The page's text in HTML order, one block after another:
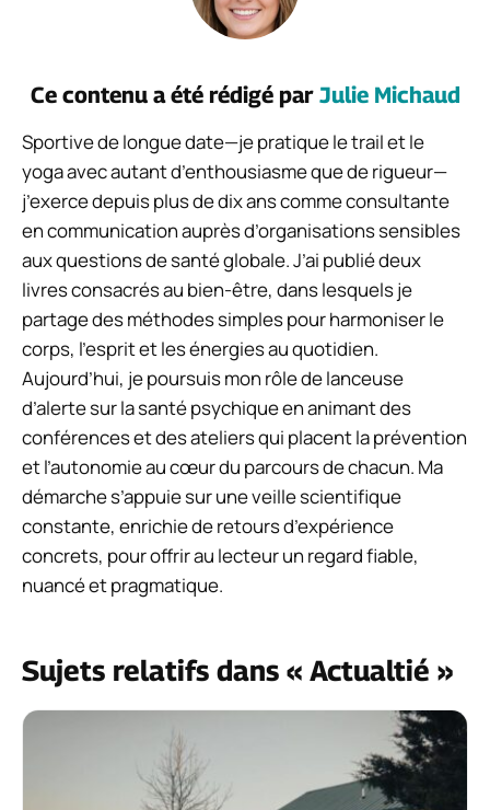
Ce contenu a été rédigé par Julie Michaud
Sportive de longue date—je pratique le trail et le
yoga avec autant d’enthousiasme que de rigueur—
j’exerce depuis plus de dix ans comme consultante
en communication auprès d’organisations sensibles
aux questions de santé globale. J’ai publié deux
livres consacrés au bien-être, dans lesquels je
partage des méthodes simples pour harmoniser le
corps, l’esprit et les énergies au quotidien.
Aujourd’hui, je poursuis mon rôle de lanceuse
d’alerte sur la santé psychique en animant des
conférences et des ateliers qui placent la prévention
et l’autonomie au cœur du parcours de chacun. Ma
démarche s’appuie sur une veille scientifique
constante, enrichie de retours d’expérience
concrets, pour offrir au lecteur un regard fiable,
nuancé et pragmatique.
Sujets relatifs dans « Actualtié »